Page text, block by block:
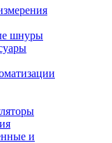
шнуры
и